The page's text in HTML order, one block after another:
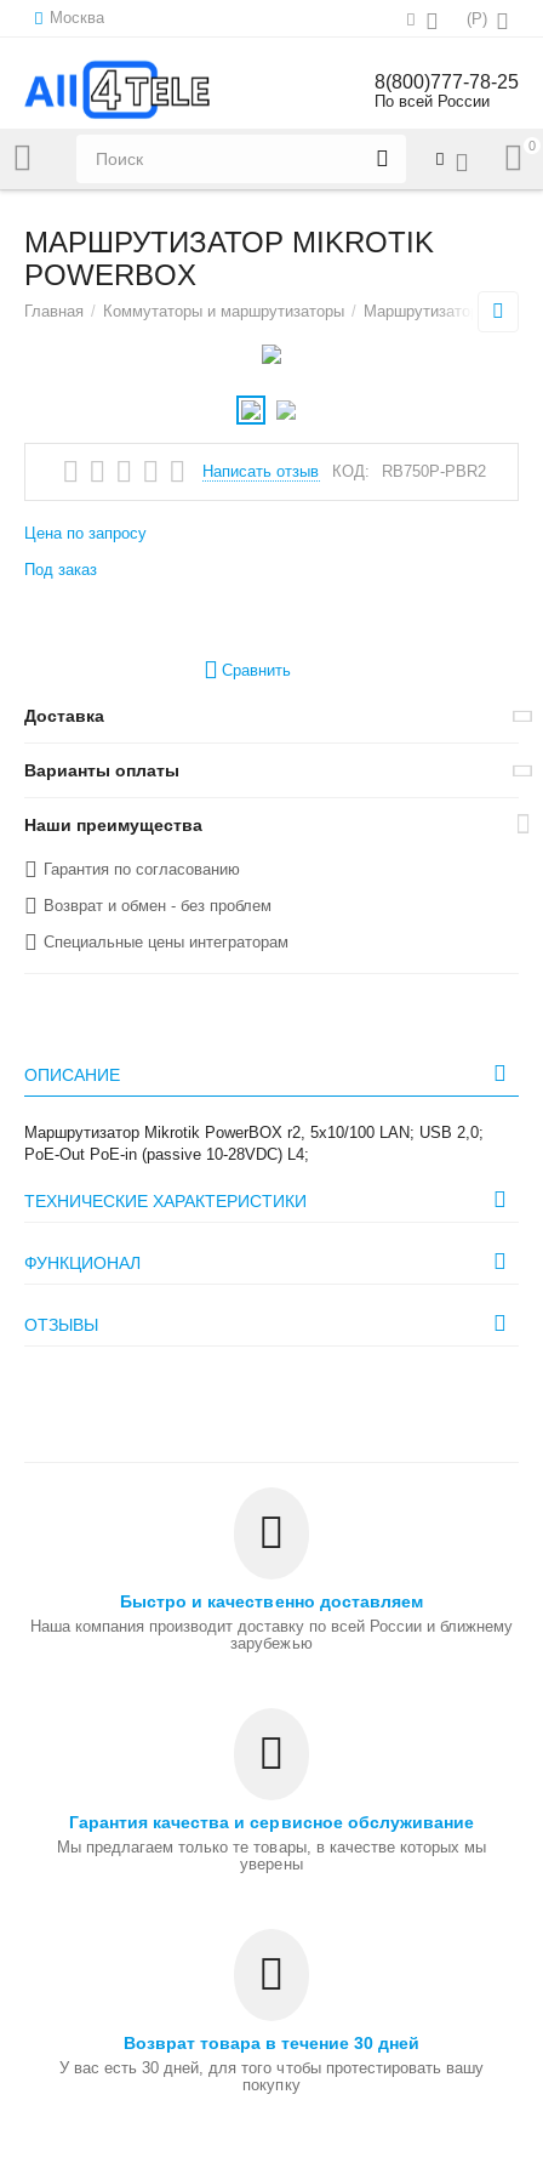
Москва (Р)
Напишите нам:sales@all4tele.com
8(800)777-78-25
По всей России
0
МАРШРУТИЗАТОР MIKROTIK
POWERBOX
Главная / Коммутаторы и маршрутизаторы / Маршрутизаторы
Написать отзыв КОД: RB750P-PBR2
Цена по запросу
Под заказ
Сравнить
Доставка
Варианты оплаты
Наши преимущества
Гарантия по согласованию
Возврат и обмен - без проблем
Специальные цены интеграторам
ОПИСАНИЕ
Маршрутизатор Mikrotik PowerBOX r2, 5x10/100 LAN; USB 2,0;
PoE-Out PoE-in (passive 10-28VDC) L4;
ТЕХНИЧЕСКИЕ ХАРАКТЕРИСТИКИ
ФУНКЦИОНАЛ
ОТЗЫВЫ
Быстро и качественно доставляем
Наша компания производит доставку по всей России и ближнему
зарубежью
Гарантия качества и сервисное обслуживание
Мы предлагаем только те товары, в качестве которых мы
уверены
Возврат товара в течение 30 дней
У вас есть 30 дней, для того чтобы протестировать вашу
покупку